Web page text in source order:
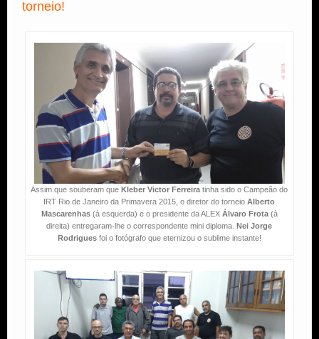
torneio!
Assim que souberam queKleber Victor Ferreira tinha sido o Campeão do
IRT Rio de Janeiro da Primavera 2015, o diretor do torneioAlberto
Mascarenhas(à esquerda) e o presidente da ALEX Álvaro Frota(à
direita) entregaram-lhe o correspondente mini diploma.Nei Jorge
Rodriguesfoi o fotógrafo que eternizou o sublime instante!